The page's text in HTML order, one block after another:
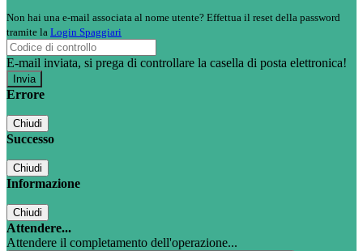
Non hai una e-mail associata al nome utente? Effettua il reset della password
tramite la Login Spaggiari
E-mail inviata, si prega di controllare la casella di posta elettronica!
Errore
Chiudi
Successo
Chiudi
Informazione
Chiudi
Attendere...
Attendere il completamento dell'operazione...